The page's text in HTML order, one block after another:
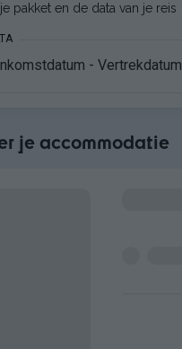
pakket en de data van je reis
- Vertrekdatum
je accommodatie